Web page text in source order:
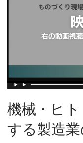
機械・ヒ
する製造